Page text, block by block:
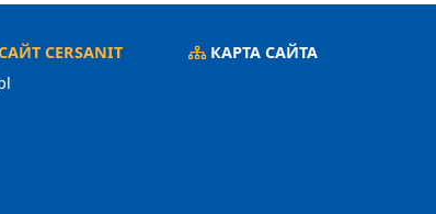
CERSANIT
КАРТА САЙТА